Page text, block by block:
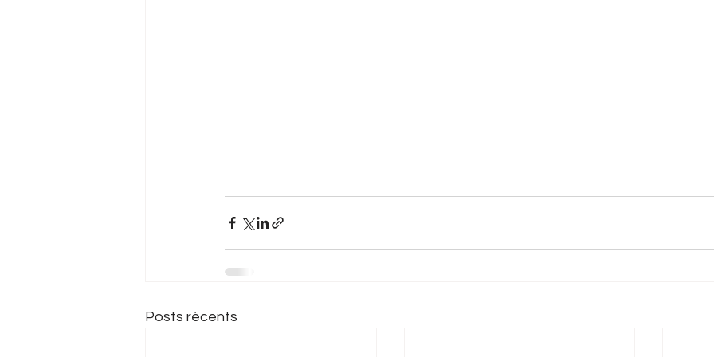
Posts récents